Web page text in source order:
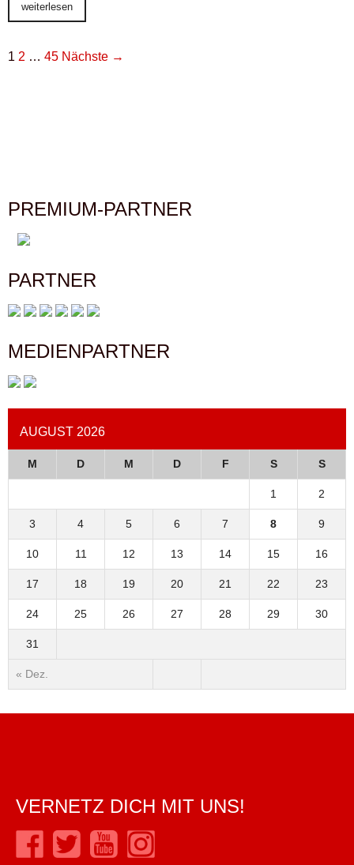
weiterlesen
1 2 … 45 Nächste →
PREMIUM-PARTNER
PARTNER
MEDIENPARTNER
AUGUST 2026
M D M D F S S
« Dez.
1 2
3 4 5 6 7 8 9
10 11 12 13 14 15 16
17 18 19 20 21 22 23
24 25 26 27 28 29 30
31
VERNETZ DICH MIT UNS!